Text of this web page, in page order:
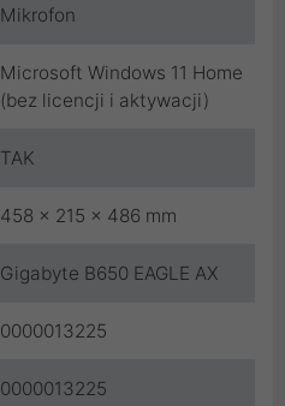
Mikrofon
Microsoft Windows 11 Home
(bez licencji i aktywacji)
TAK
458 x 215 x 486 mm
Gigabyte B650 EAGLE AX
0000013225
0000013225